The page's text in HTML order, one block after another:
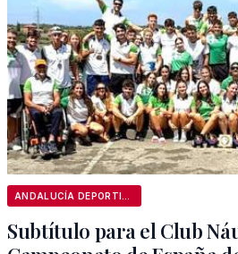
Subtítulo para el Club